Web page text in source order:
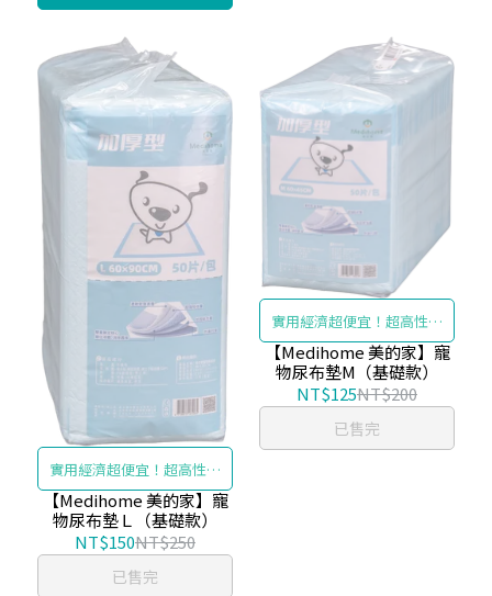
實用經濟超便宜！超高性價
比尿布墊
【Medihome 美的家】寵
物尿布墊Ｌ（基礎款）
NT$150NT$250
已售完
實用經濟超便宜！超高性價
比尿布墊
【Medihome 美的家】寵
物尿布墊M（基礎款）
NT$125NT$200
已售完